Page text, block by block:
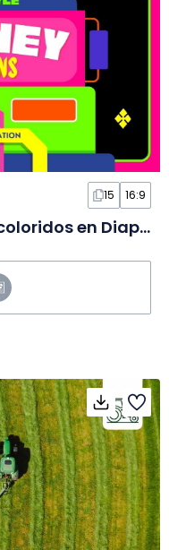
15 16:9
Letreros neón de jeepney coloridos en Diapositivas